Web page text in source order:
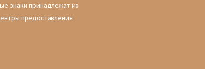
знаки принадлежат их
предоставления